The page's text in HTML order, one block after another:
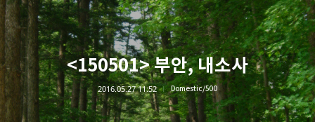
<150501> 부안, 내소사
2016.05.27 11:52 Domestic/500